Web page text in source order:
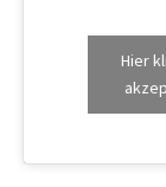
Hier